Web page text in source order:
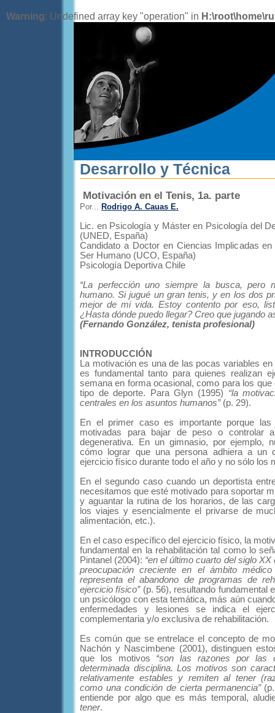
Warning: Undefined array key "operation" in
Desarrollo y Técnica
Motivación en el Tenis, 1a. parte
Por... Rodrigo A. Cauas E.
Lic. en Psicología y Máster en Psicología del
(UNED, España)
Candidato a Doctor en Ciencias Implicadas
Ser Humano (UCO, España)
Psicología Deportiva Chile
“La perfección uno siempre la busca, pero
humano. Si jugué un gran tenis, y en los dos
mejor de mi vida. Estoy contento por eso,
¿Hasta dónde puedo llegar? Creo que jugando
(Fernando González, tenista profesional)
INTRODUCCIÓN
La motivación es una de las pocas variables
es fundamental tanto para quienes realizan
semana en forma ocasional, como para los
tipo de deporte. Para Glyn (1995) “la
centrales en los asuntos humanos”(p. 29).
En el primer caso es importante porque las
motivadas para bajar de peso o controlar
degenerativa. En un gimnasio, por ejemplo,
cómo lograr que una persona adhiera a un
ejercicio físico durante todo el año y no sólo los
En el segundo caso cuando un deportista
necesitamos que esté motivado para soportar
y aguantar la rutina de los horarios, de las
los viajes y esencialmente el privarse de
alimentación, etc.).
En el caso específico del ejercicio físico, la
fundamental en la rehabilitación tal como lo
Pintanel (2004): “en el último cuarto del siglo
preocupación creciente en el ámbito
representa el abandono de programas de
ejercicio físico” (p. 56), resultando fundamental
un psicólogo con esta temática, más aún
enfermedades y lesiones se indica el
complementaria y/o exclusiva de rehabilitación.
Es común que se entrelace el concepto de
Nachón y Nascimbene (2001), distinguen
que los motivos “son las razones por las
determinada disciplina. Los motivos son
relativamente estables y remiten al tener
como una condición de cierta permanencia”(p.
entiende por algo que es más temporal,
tener.